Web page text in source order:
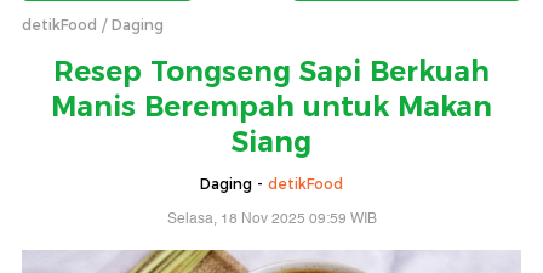
detikFood Daging
Resep Tongseng Sapi Berkuah
Manis Berempah untuk Makan
Siang
Daging - detikFood
Selasa, 18 Nov 2025 09:59 WIB